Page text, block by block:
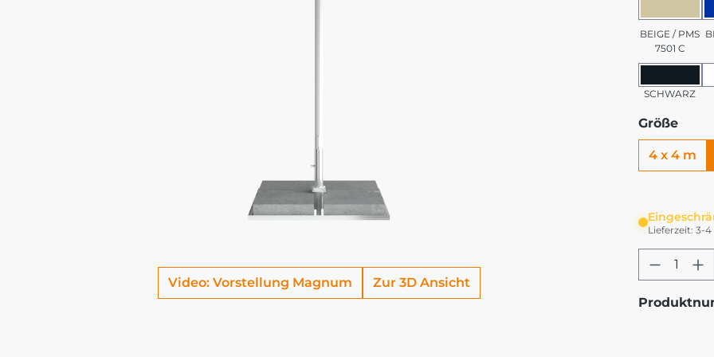
Video: Vorstellung Magnum Zur 3D Ansicht
BEIGE
BEIGE / PMS
7501 C
SCHWARZ
Größe
4 x 4 m
Lieferzeit: 3-